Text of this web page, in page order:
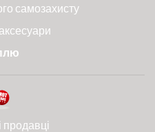
самозахисту